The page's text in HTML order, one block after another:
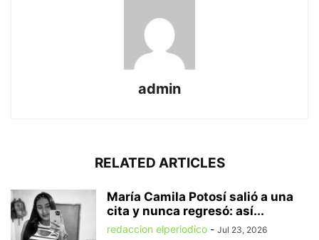
admin
RELATED ARTICLES
María Camila Potosí salió a una
cita y nunca regresó: así...
redaccion elperiodico - Jul 23, 2026